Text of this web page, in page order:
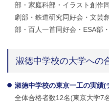
部・家庭科部・イラスト創作
劇部・鉄道研究同好会・文芸
部・百人一首同好会・ESA部
淑徳中学校の大学への
淑徳中学校の東京一工の実績(
全体合格者数12名(東京大学7